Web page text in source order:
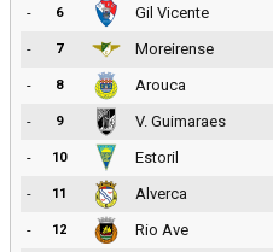
-
6 Gil Vicente
-
7 Moreirense
-
8 Arouca
-
9 V. Guimaraes
-
10 Estoril
-
11 Alverca
-
12 Rio Ave